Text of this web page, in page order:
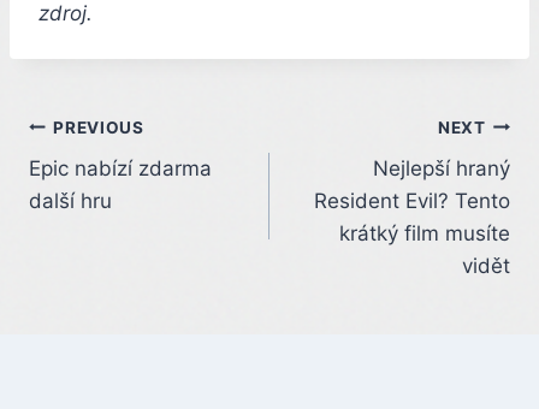
zdroj.
Post
navigation
PREVIOUS
Epic nabízí zdarma
další hru
NEXT
Nejlepší hraný
Resident Evil? Tento
krátký film musíte
vidět